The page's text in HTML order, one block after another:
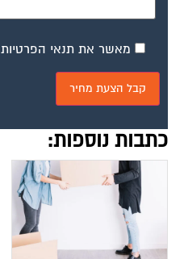
מאשר את תנאי הפרטיות
כתבות נוספות: